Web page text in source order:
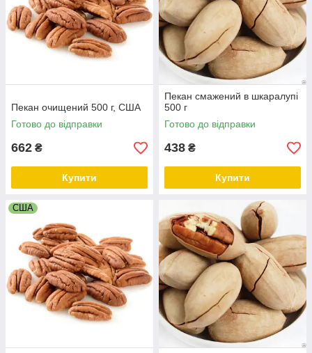
Пекан очищений 500 г, США
Готово до відправки
662 ₴
Купити
Пекан смажений в шкаралупі
500 г
Готово до відправки
438 ₴
Купити
США